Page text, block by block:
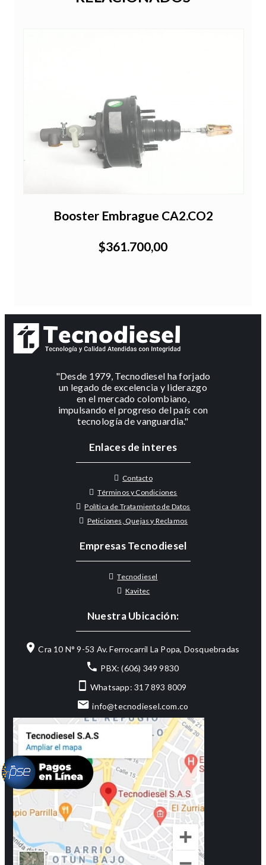
Booster Embrague CA2.CO2
$361.700,00
"Desde 1979, Tecnodiesel ha forjado
un legado de excelencia y liderazgo
en el mercado colombiano,
impulsando el progreso del país con
tecnología de vanguardia."
Enlaces de interes
Contacto
Términos y Condiciones
Política de Tratamiento de Datos
Peticiones, Quejas y Reclamos
Empresas Tecnodiesel
Tecnodiesel
Kavitec
Nuestra Ubicación:
Cra 10 N° 9-53 Av. Ferrocarril La Popa, Dosquebradas
PBX: (606) 349 9830
Whatsapp: 317 893 8009
info@tecnodiesel.com.co